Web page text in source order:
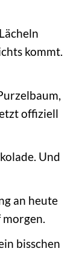
kommt.
offiziell
Und
an heute
bisschen